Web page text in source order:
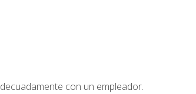
con un empleador.